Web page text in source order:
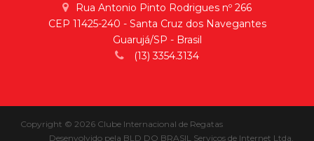
Rua Antonio Pinto Rodrigues nº 266
CEP 11425-240 - Santa Cruz dos Navegantes
Guarujá/SP - Brasil
(13) 3354.3134
Copyright © 2026 Clube Internacional de Regatas
Desenvolvido pela BLD DO BRASIL Serviços de Internet Ltda.